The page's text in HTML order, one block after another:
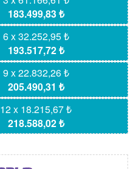
183.499,83 ₺
6 x 32.252,95 ₺
193.517,72 ₺
9 x 22.832,26 ₺
205.490,31 ₺
12 x 18.215,67 ₺
218.588,02 ₺